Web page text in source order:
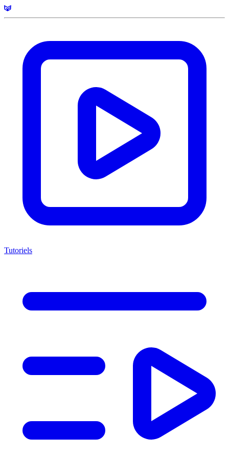
Tutoriels